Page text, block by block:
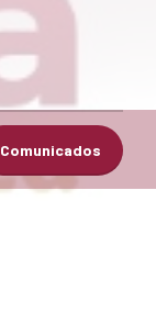
Comunicados